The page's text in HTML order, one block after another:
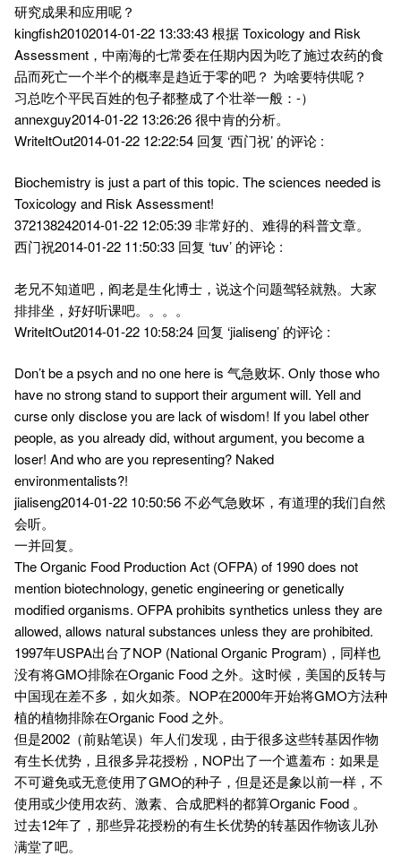
研究成果和应用呢？
kingfish20102014-01-22 13:33:43 根据 Toxicology and Risk
Assessment，中南海的七常委在任期内因为吃了施过农药的食
品而死亡一个半个的概率是趋近于零的吧？ 为啥要特供呢？
习总吃个平民百姓的包子都整成了个壮举一般：-）
annexguy2014-01-22 13:26:26 很中肯的分析。
WriteItOut2014-01-22 12:22:54 回复 ‘西门祝’ 的评论 :
Biochemistry is just a part of this topic. The sciences needed is
Toxicology and Risk Assessment!
372138242014-01-22 12:05:39 非常好的、难得的科普文章。
西门祝2014-01-22 11:50:33 回复 ‘tuv’ 的评论 :
老兄不知道吧，阎老是生化博士，说这个问题驾轻就熟。大家
排排坐，好好听课吧。。。。
WriteItOut2014-01-22 10:58:24 回复 ‘jialiseng’ 的评论 :
Don’t be a psych and no one here is 气急败坏. Only those who
have no strong stand to support their argument will. Yell and
curse only disclose you are lack of wisdom! If you label other
people, as you already did, without argument, you become a
loser! And who are you representing? Naked
environmentalists?!
jialiseng2014-01-22 10:50:56 不必气急败坏，有道理的我们自然
会听。
一并回复。
The Organic Food Production Act (OFPA) of 1990 does not
mention biotechnology, genetic engineering or genetically
modified organisms. OFPA prohibits synthetics unless they are
allowed, allows natural substances unless they are prohibited.
1997年USPA出台了NOP (National Organic Program)，同样也
没有将GMO排除在Organic Food 之外。这时候，美国的反转与
中国现在差不多，如火如荼。NOP在2000年开始将GMO方法种
植的植物排除在Organic Food 之外。
但是2002（前贴笔误）年人们发现，由于很多这些转基因作物
有生长优势，且很多异花授粉，NOP出了一个遮羞布：如果是
不可避免或无意使用了GMO的种子，但是还是象以前一样，不
使用或少使用农药、激素、合成肥料的都算Organic Food 。
过去12年了，那些异花授粉的有生长优势的转基因作物该儿孙
满堂了吧。